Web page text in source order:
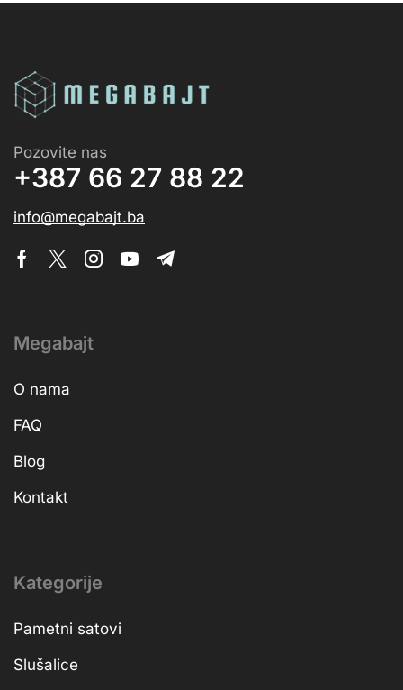
Pozovite nas
+387 66 27 88 22
info@megabajt.ba
Megabajt
O nama
FAQ
Blog
Kontakt
Kategorije
Pametni satovi
Slušalice